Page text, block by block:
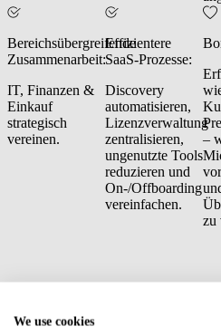
Bereichsübergreifende
Zusammenarbeit:
IT, Finanzen &
Einkauf
strategisch
vereinen.
Effizientere
SaaS-Prozesse:
Discovery
automatisieren,
Lizenzverwaltung
zentralisieren,
ungenutzte Tools
reduzieren und
On-/Offboarding
vereinfachen.
–
zu
We use cookies